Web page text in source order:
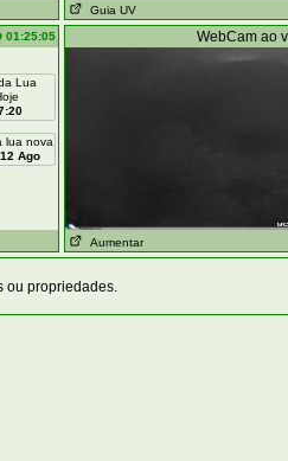
Guia UV
01:25:05
Lua
lua nova
Ago
WebCam ao
Aumentar
ou propriedades.